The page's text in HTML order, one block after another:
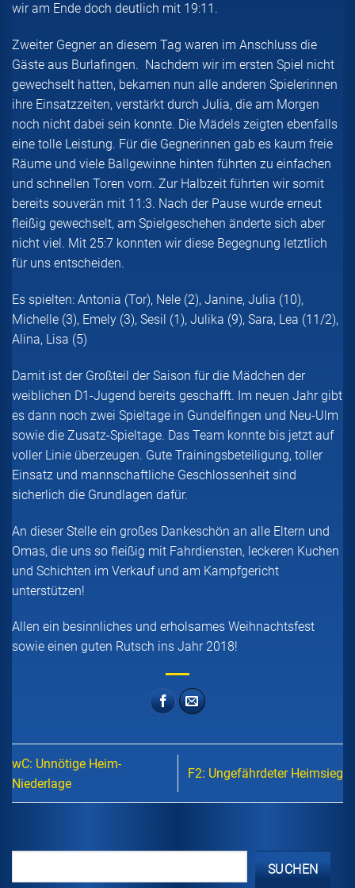
wir am Ende doch deutlich mit 19:11.
Zweiter Gegner an diesem Tag waren im Anschluss die
Gäste aus Burlafingen. Nachdem wir im ersten Spiel nicht
gewechselt hatten, bekamen nun alle anderen Spielerinnen
ihre Einsatzzeiten, verstärkt durch Julia, die am Morgen
noch nicht dabei sein konnte. Die Mädels zeigten ebenfalls
eine tolle Leistung. Für die Gegnerinnen gab es kaum freie
Räume und viele Ballgewinne hinten führten zu einfachen
und schnellen Toren vorn. Zur Halbzeit führten wir somit
bereits souverän mit 11:3. Nach der Pause wurde erneut
fleißig gewechselt, am Spielgeschehen änderte sich aber
nicht viel. Mit 25:7 konnten wir diese Begegnung letztlich
für uns entscheiden.
Es spielten: Antonia (Tor), Nele (2), Janine, Julia (10),
Michelle (3), Emely (3), Sesil (1), Julika (9), Sara, Lea (11/2),
Alina, Lisa (5)
Damit ist der Großteil der Saison für die Mädchen der
weiblichen D1-Jugend bereits geschafft. Im neuen Jahr gibt
es dann noch zwei Spieltage in Gundelfingen und Neu-Ulm
sowie die Zusatz-Spieltage. Das Team konnte bis jetzt auf
voller Linie überzeugen. Gute Trainingsbeteiligung, toller
Einsatz und mannschaftliche Geschlossenheit sind
sicherlich die Grundlagen dafür.
An dieser Stelle ein großes Dankeschön an alle Eltern und
Omas, die uns so fleißig mit Fahrdiensten, leckeren Kuchen
und Schichten im Verkauf und am Kampfgericht
unterstützen!
Allen ein besinnliches und erholsames Weihnachtsfest
sowie einen guten Rutsch ins Jahr 2018!
wC: Unnötige Heim-
Niederlage
F2: Ungefährdeter Heimsieg
SUCHEN